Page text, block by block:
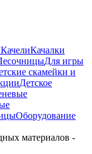
КачелиКачалки
Для игры
скамейки и
Детское
Оборудование
материалов -